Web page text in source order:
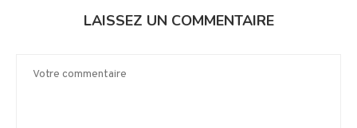
LAISSEZ UN COMMENTAIRE